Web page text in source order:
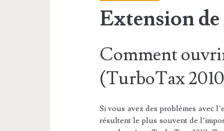
Extension
Comment
(TurboTax
Si vous avez des problèmes avec
résultent le plus souvent de